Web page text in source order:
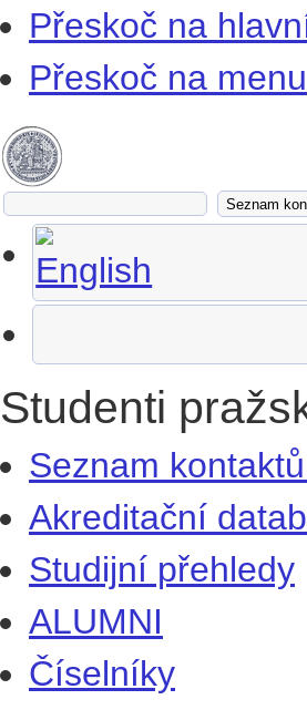
Přeskoč na
Přeskoč na menu
Studenti
Seznam
Akreditační
Studijní přehledy
ALUMNI
Číselníky